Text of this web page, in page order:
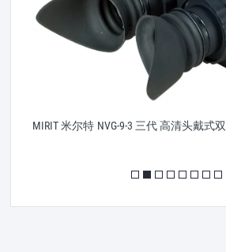
MIRIT 米尔特 NVG-9-3 三代 高清头戴式